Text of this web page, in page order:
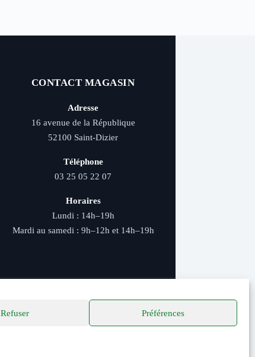
Refuser Préférences
CONTACT MAGASIN
Adresse
16 avenue de la République
52100 Saint-Dizier
Téléphone
03 25 05 22 07
Horaires
Lundi : 14h–19h
Mardi au samedi : 9h–12h et 14h–19h